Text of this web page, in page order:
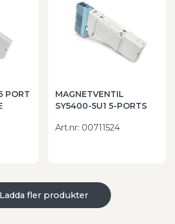
PORT
MAGNETVENTIL
SY5400-5U1 5-PORTS
Art.nr: 00711524
Ladda fler produkter